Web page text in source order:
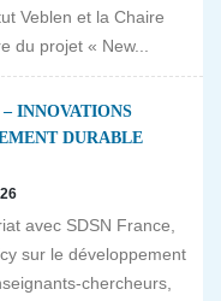
Veblen et la Chaire
du projet « New...
INNOVATIONS
DURABLE
avec SDSN France,
sur le développement
chercheurs,